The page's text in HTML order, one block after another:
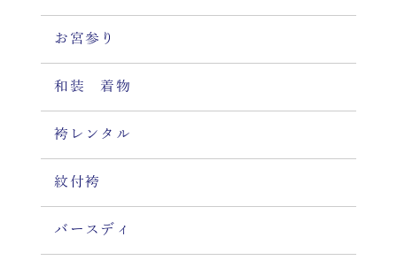
お宮参り
和装 着物
袴レンタル
紋付袴
バースディ